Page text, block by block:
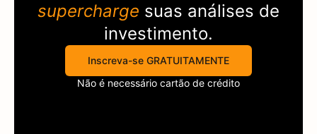
supercharge suas análises de
investimento.
Inscreva-se GRATUITAMENTE
Não é necessário cartão de crédito